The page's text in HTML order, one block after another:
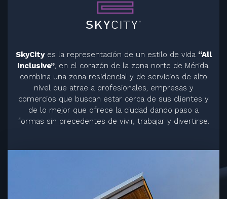
SkyCityes la representación de un estilo de vida “All
Inclusive”, en el corazón de la zona norte de Mérida,
combina una zona residencial y de servicios de alto
nivel que atrae a profesionales, empresas y
comercios que buscan estar cerca de sus clientes y
de lo mejor que ofrece la ciudad dando paso a
formas sin precedentes de vivir, trabajar y divertirse.